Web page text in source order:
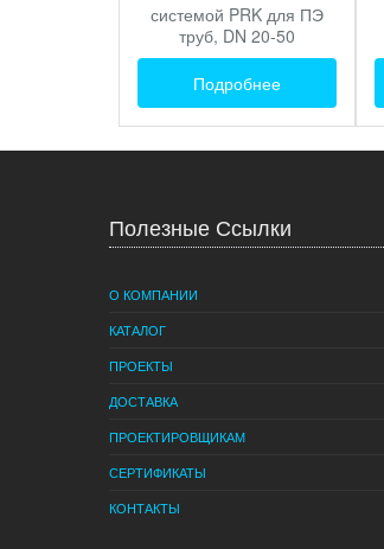
системой PRK для ПЭ
труб, DN 20-50
Подробнее
Полезные Ссылки
О КОМПАНИИ
КАТАЛОГ
ПРОЕКТЫ
ДОСТАВКА
ПРОЕКТИРОВЩИКАМ
СЕРТИФИКАТЫ
КОНТАКТЫ